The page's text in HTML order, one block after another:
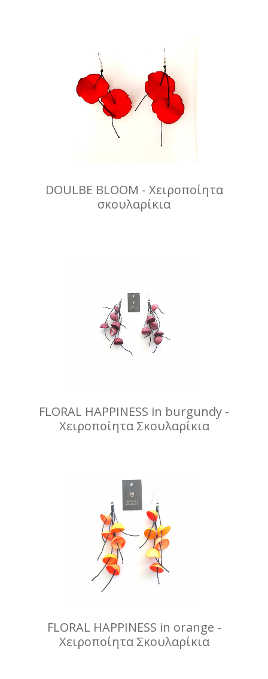
DOULBE BLOOM - Xειροποίητα
σκουλαρίκια
FLORAL HAPPINESS in burgundy -
Χειροποίητα Σκουλαρίκια
FLORAL HAPPINESS in orange -
Χειροποίητα Σκουλαρίκια